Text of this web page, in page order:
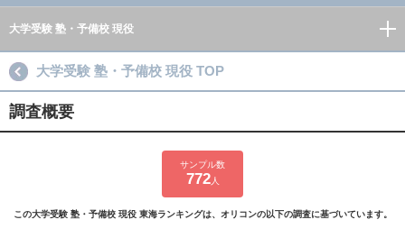
大学受験 塾・予備校 現役
大学受験 塾・予備校 現役 TOP
調査概要
サンプル数
772人
この大学受験 塾・予備校 現役 東海ランキングは、オリコンの以下の調査に基づいています。